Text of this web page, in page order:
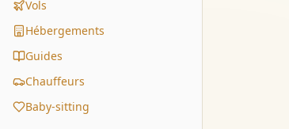
Vols
Hébergements
Guides
Chauffeurs
Baby-sitting